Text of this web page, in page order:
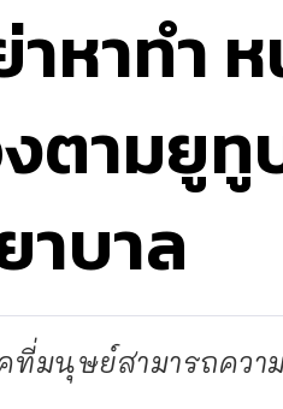
าหาทำ
งตามยู
าบาล
ที่มนุษย์สามารถควา